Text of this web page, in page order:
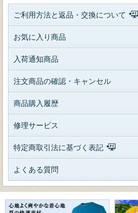
ご利用方法と返品・交換について
お気に入り商品
入荷通知商品
注文商品の確認・キャンセル
商品購入履歴
修理サービス
特定商取引法に基づく表記
よくある質問